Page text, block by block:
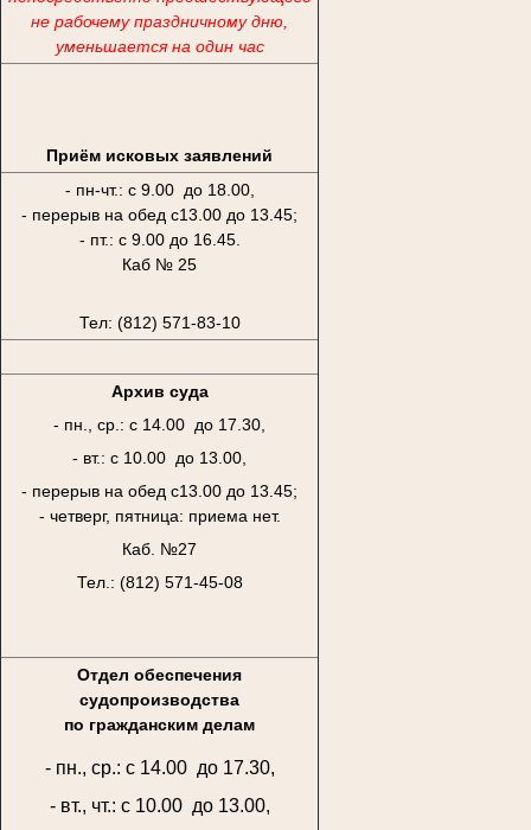
не рабочему праздничному дню,
уменьшается на один час
Приём исковых заявлений
- пн-чт.: с 9.00 до 18.00,
- перерыв на обед с13.00 до 13.45;
- пт.: с 9.00 до 16.45.
Каб № 25
Тел: (812) 571-83-10
Архив суда
- пн., ср.: с 14.00 до 17.30,
- вт.: с 10.00 до 13.00,
- перерыв на обед с13.00 до 13.45;
- четверг, пятница: приема нет.
Каб. №27
Тел.: (812) 571-45-08
Отдел обеспечения
судопроизводства
по гражданским делам
- пн., ср.: с 14.00 до 17.30,
- вт., чт.: с 10.00 до 13.00,